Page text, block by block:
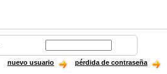
nuevo usuario pérdida de contraseña